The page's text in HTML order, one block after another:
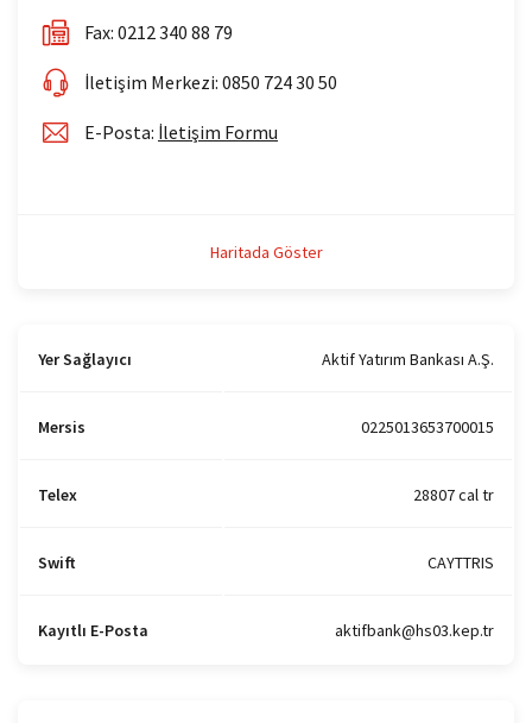
Fax: 0212 340 88 79
İletişim Merkezi: 0850 724 30 50
E-Posta: İletişim Formu
Haritada Göster
Yer Sağlayıcı Aktif Yatırım Bankası A.Ş.
Mersis 0225013653700015
Telex 28807 cal tr
Swift CAYTTRIS
Kayıtlı E-Posta aktifbank@hs03.kep.tr